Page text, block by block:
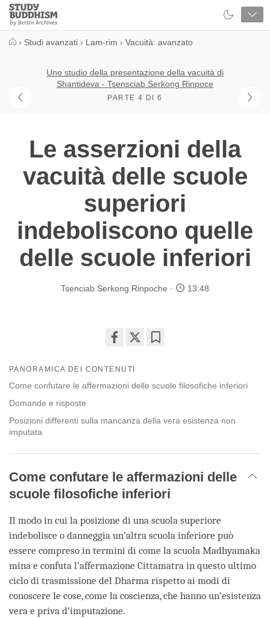
Close
Study
Buddhism
› Studi avanzati › Lam-rim › Vacuità: avanzato
Uno studio della presentazione della vacuità di
Shantideva - Tsensciab Serkong Rinpoce
PARTE 4 DI 6
Le asserzioni della
vacuità delle scuole
superiori
indeboliscono quelle
delle scuole inferiori
Tsenciab Serkong Rinpoche 13:48
on
facebook
PANORAMICA DEI CONTENUTI
Come confutare le affermazioni delle scuole filosofiche inferiori
Domande e risposte
Posizioni differenti sulla mancanza della vera esistenza non
imputata
Come confutare le affermazioni delle
scuole filosofiche inferiori
Il modo in cui la posizione di una scuola superiore
indebolisce o danneggia un’altra scuola inferiore può
essere compreso in termini di come la scuola Madhyamaka
mina e confuta l’affermazione Cittamatra in questo ultimo
ciclo di trasmissione del Dharma rispetto ai modi di
conoscere le cose, come la coscienza, che hanno un’esistenza
vera e priva d’imputazione.